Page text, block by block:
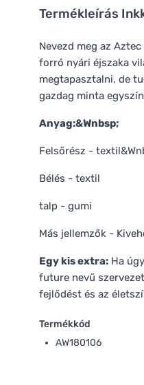
Termékleírás
Nevezd meg az Aztec
forró nyári éjszaka
megtapasztalni, de
gazdag minta
Anyag:&Wnbsp;
Felsőrész -
Bélés - textil
talp - gumi
Más jellemzők -
Egy kis extra: Ha
future nevű
fejlődést és az
Termékkód
AW180106